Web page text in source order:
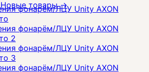
Новые товары→